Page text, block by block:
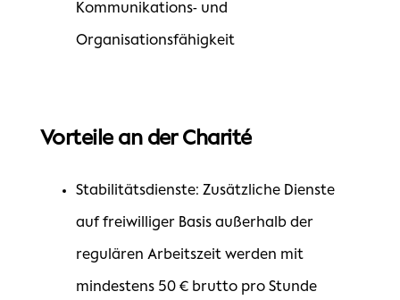
Kommunikations- und
Organisationsfähigkeit
Vorteile an der Charité
Stabilitätsdienste: Zusätzliche Dienste
auf freiwilliger Basis außerhalb der
regulären Arbeitszeit werden mit
mindestens 50 € brutto pro Stunde